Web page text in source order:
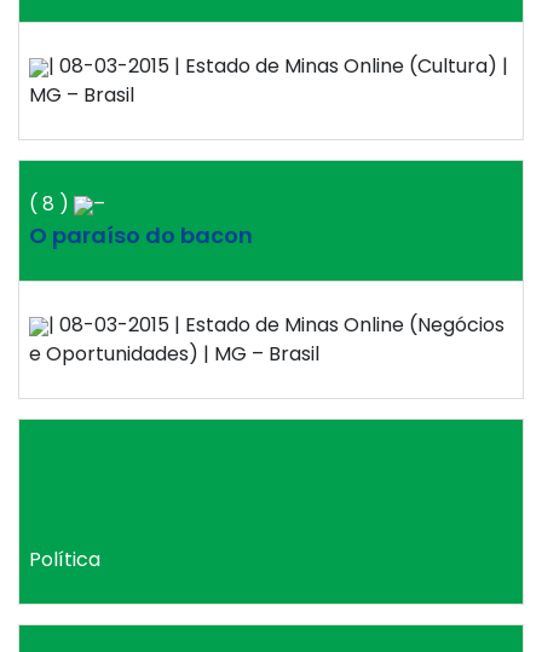
| 08-03-2015 | Estado de Minas Online (Cultura) |
MG – Brasil
( 8 ) –
O paraíso do bacon
| 08-03-2015 | Estado de Minas Online (Negócios
e Oportunidades) | MG – Brasil
Política